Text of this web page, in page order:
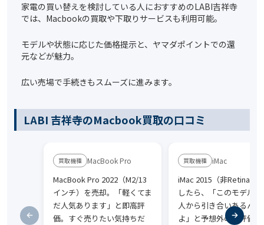
家電の買い替えを検討している人におすすめのLABI吉祥寺
では、Macbookの買取や下取りサービスも利用可能。
モデルや状態に応じた価格提示と、ヤマダポイントでの還
元などが魅力。
広い売場で手続きもスムーズに進みます。
LABI 吉祥寺のMacbook買取の口コミ
MacBook Pro
MacBook Pro 2022（M2/13
インチ）を売却。「軽くてま
だ人気あります」と即高評
価。すぐ売りたい気持ちだ
iMac
iMac 2015（非Retina）
したら、「このモデル
人から引き合いあるんで
よ」と予想外の好評価